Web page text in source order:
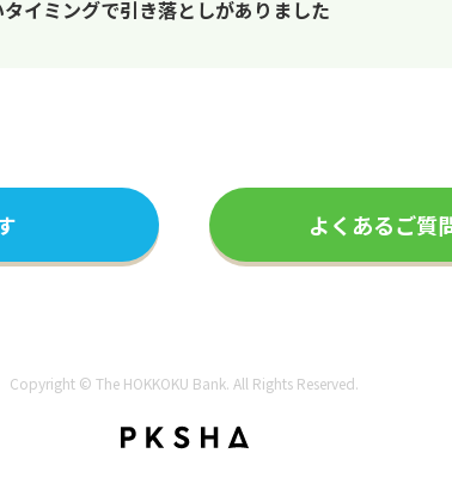
イミングで引き落としがありました
よくあるご質
Copyright © The HOKKOKU Bank. All Rights Reserved.